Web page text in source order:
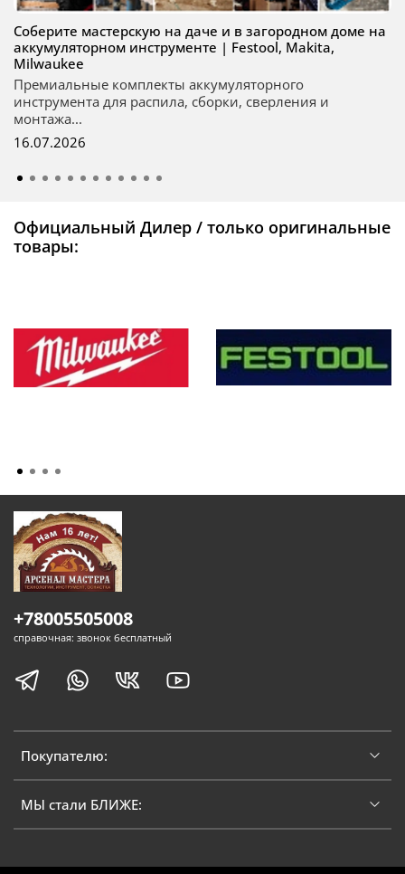
Соберите мастерскую на даче и в загородном доме на
аккумуляторном инструменте | Festool, Makita,
Milwaukee
Премиальные комплекты аккумуляторного
инструмента для распила, сборки, сверления и
монтажа...
16.07.2026
Официальный Дилер / только оригинальные
товары:
Покупателю:
МЫ стали БЛИЖЕ:
+78005505008
справочная: звонок бесплатный